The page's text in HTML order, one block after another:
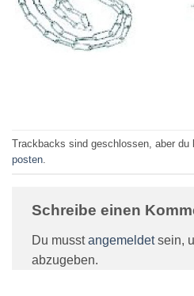
Trackbacks sind geschlossen, aber du
posten
Schreibe einen
Du musstangemeldetsein,
abzugeben.